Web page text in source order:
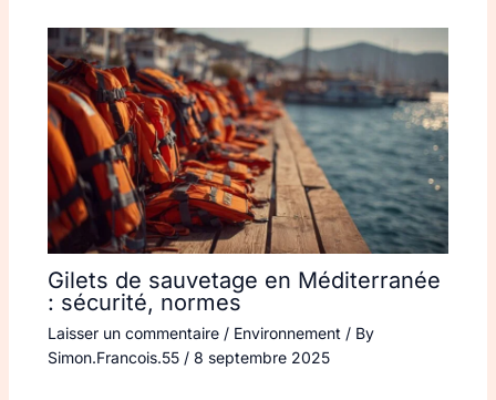
Gilets de sauvetage en Méditerranée
: sécurité, normes
Laisser un commentaire / Environnement / By
Simon.Francois.55 / 8 septembre 2025